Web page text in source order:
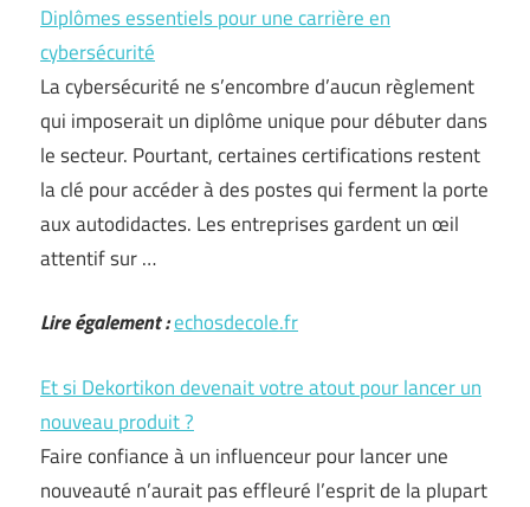
Diplômes essentiels pour une carrière en
cybersécurité
La cybersécurité ne s’encombre d’aucun règlement
qui imposerait un diplôme unique pour débuter dans
le secteur. Pourtant, certaines certifications restent
la clé pour accéder à des postes qui ferment la porte
aux autodidactes. Les entreprises gardent un œil
attentif sur …
Lire également :echosdecole.fr
Et si Dekortikon devenait votre atout pour lancer un
nouveau produit ?
Faire confiance à un influenceur pour lancer une
nouveauté n’aurait pas effleuré l’esprit de la plupart